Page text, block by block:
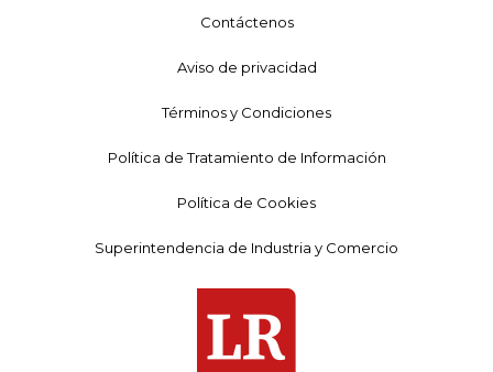
Contáctenos
Aviso de privacidad
Términos y Condiciones
Política de Tratamiento de Información
Política de Cookies
Superintendencia de Industria y Comercio